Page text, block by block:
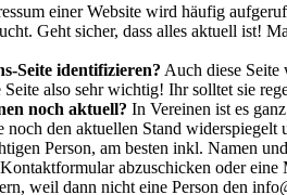
einer Website wird häufig
Geht sicher, dass alles aktuell ist!
Seite identifizieren? Auch diese
also sehr wichtig! Ihr solltet sie
noch aktuell? In Vereinen ist es
noch den aktuellen Stand
Person, am besten inkl. Namen
abzuschicken oder
weil dann nicht eine Person den